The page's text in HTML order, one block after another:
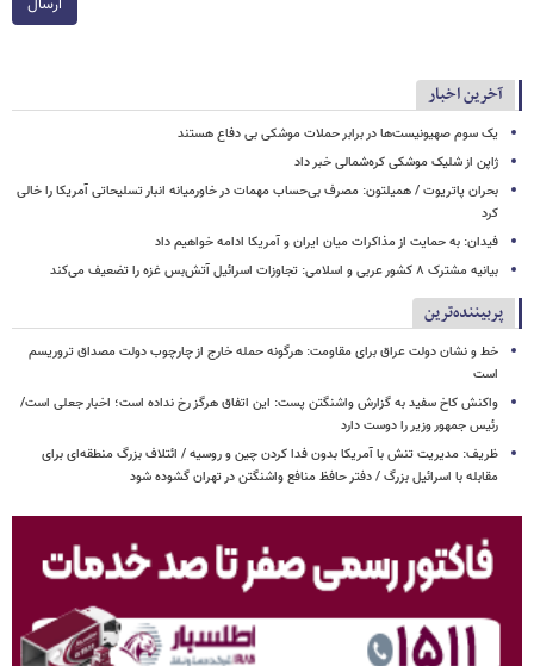
آخرین اخبار
یک‌ سوم صهیونیست‌ها در برابر حملات موشکی بی دفاع هستند
ژاپن از شلیک موشکی کره‌شمالی خبر داد
بحران پاتریوت / همیلتون: مصرف بی‌حساب مهمات در خاورمیانه انبار تسلیحاتی آمریکا را خالی
کرد
فیدان: به حمایت از مذاکرات میان ایران و آمریکا ادامه خواهیم داد
بیانیه مشترک ۸ کشور عربی و اسلامی: تجاوزات اسرائیل آتش‌بس غزه را تضعیف می‌کند
پربیننده‌ترین
خط و نشان دولت عراق برای مقاومت: هرگونه حمله خارج از چارچوب دولت مصداق تروریسم
است
واکنش کاخ سفید به گزارش واشنگتن پست: این اتفاق هرگز رخ نداده است؛ اخبار جعلی است/
رئیس جمهور وزیر را دوست دارد
ظریف: مدیریت تنش با آمریکا بدون فدا کردن چین و روسیه / ائتلاف بزرگ منطقه‌ای برای
مقابله با اسرائیل بزرگ / دفتر حافظ منافع واشنگتن در تهران گشوده شود